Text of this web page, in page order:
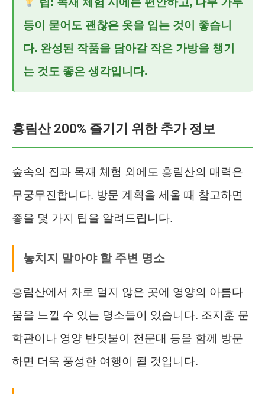
등이 묻어도 괜찮은 옷을 입는 것이 좋습니
다. 완성된 작품을 담아갈 작은 가방을 챙기
는 것도 좋은 생각입니다.
흥림산 200% 즐기기 위한 추가 정보
숲속의 집과 목재 체험 외에도 흥림산의 매력은
무궁무진합니다. 방문 계획을 세울 때 참고하면
좋을 몇 가지 팁을 알려드립니다.
놓치지 말아야 할 주변 명소
흥림산에서 차로 멀지 않은 곳에 영양의 아름다
움을 느낄 수 있는 명소들이 있습니다. 조지훈 문
학관이나 영양 반딧불이 천문대 등을 함께 방문
하면 더욱 풍성한 여행이 될 것입니다.